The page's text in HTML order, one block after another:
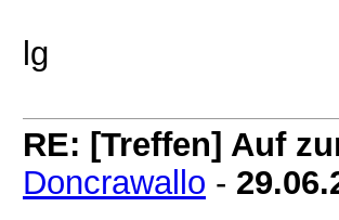
lg
RE: [Treffen] Auf
Doncrawallo -